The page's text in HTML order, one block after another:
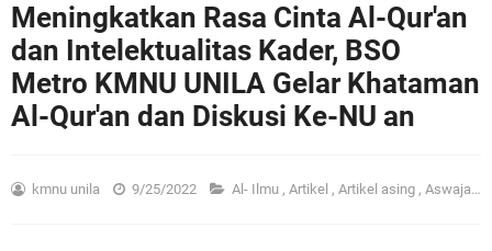
Meningkatkan Rasa Cinta Al-Qur'an
dan Intelektualitas Kader, BSO
Metro KMNU UNILA Gelar Khataman
Al-Qur'an dan Diskusi Ke-NU an
kmnu unila 9/25/2022 Al- Ilmu , Artikel , Artikel asing , Aswaja ,